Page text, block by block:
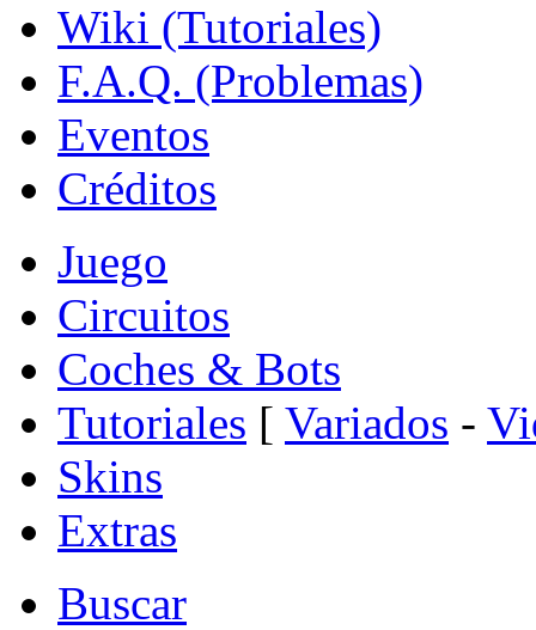
Wiki (Tutoriales)
F.A.Q. (Problemas)
Eventos
Créditos
Juego
Circuitos
Coches & Bots
Tutoriales [ Variados -
Skins
Extras
Buscar